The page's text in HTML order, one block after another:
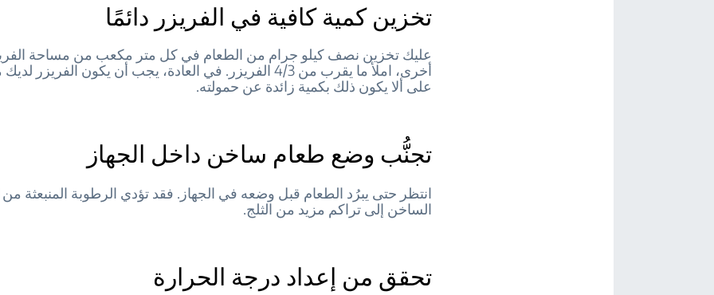
تخزين كمية كافية في الفريزر دائمًا
عليك تخزين نصف كيلو جرام من الطعام في كل متر مكعب من مساحة
أخرى، املأ ما يقرب من 3/‏4 الفريزر. في العادة، يجب أن يكون الفريزر
على ألا يكون ذلك بكمية زائدة عن حمولته.
تجنُّب وضع طعام ساخن داخل الجهاز
انتظر حتى يبرُد الطعام قبل وضعه في الجهاز. فقد تؤدي الرطوبة المنبعثة
الساخن إلى تراكم مزيد من الثلج.
تحقق من إعداد درجة الحرارة